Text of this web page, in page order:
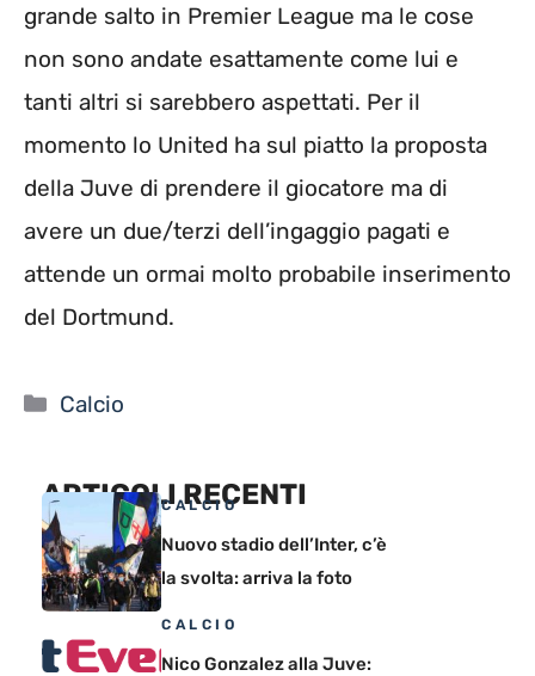
grande salto in Premier League ma le cose
non sono andate esattamente come lui e
tanti altri si sarebbero aspettati. Per il
momento lo United ha sul piatto la proposta
della Juve di prendere il giocatore ma di
avere un due/terzi dell’ingaggio pagati e
attende un ormai molto probabile inserimento
del Dortmund.
Categorie
Calcio
ARTICOLI RECENTI
CALCIO
Nuovo stadio dell’Inter, c’è
la svolta: arriva la foto
CALCIO
Nico Gonzalez alla Juve: